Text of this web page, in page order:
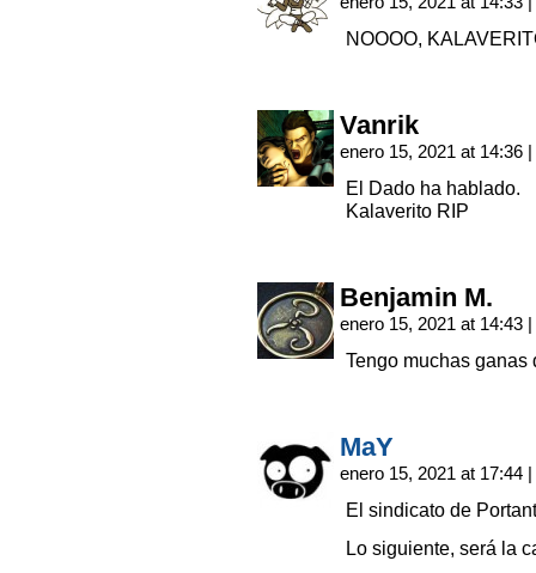
NOOOO,
Vanrik
enero 15, 2021 at 14:36 |
El Dado ha hablado.
Kalaverito RIP
Benjamin M.
enero 15, 2021 at 14:43 |
Tengo muchas ganas
MaY
enero 15, 2021 at 17:44 |
El sindicato de
Lo siguiente, será la